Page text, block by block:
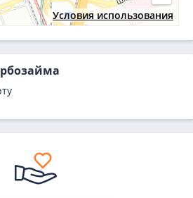
Условия использования